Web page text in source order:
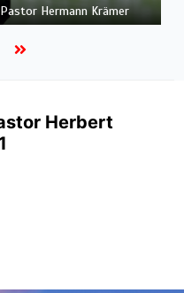
Ludescher
Herbert